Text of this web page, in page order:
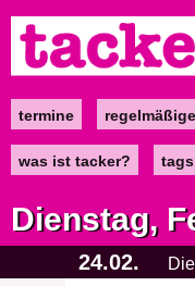
zum
Inhalt
Maintermine
was ist tacker? tags
Dienstag,
24.02.